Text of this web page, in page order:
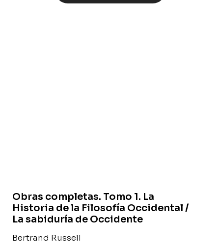
Obras completas. Tomo 1. La
Historia de la Filosofía Occidental /
La sabiduría de Occidente
Bertrand Russell